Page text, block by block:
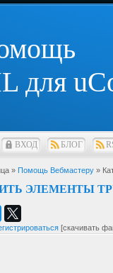
для
ВХОД БЛОГ
» Помощь Вебмастеру »
ЭЛЕМЕНТЫ
[скачивать